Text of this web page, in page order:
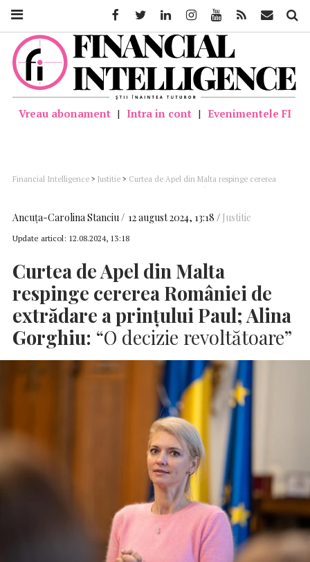
Vreau abonament | Intra in cont | Evenimentele FI
Financial Intelligence > Justitie > Curtea de Apel din Malta respinge cererea
României de extrădare a prinţului Paul; Alina Gorghiu: “O decizie revoltătoare”
Ancuţa-Carolina Stanciu 12 august 2024, 13:18 Justitie
Update articol: 12.08.2024, 13:18
Curtea de Apel din Malta
respinge cererea României de
extrădare a prinţului Paul; Alina
Gorghiu: “O decizie revoltătoare”
FacebookTwitter LinkedinInstagramYoutube Feed Mail